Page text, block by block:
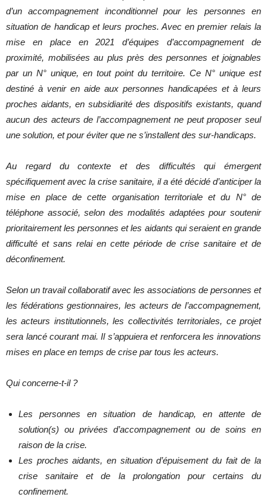
d’un accompagnement inconditionnel pour les personnes en
situation de handicap et leurs proches. Avec en premier relais la
mise en place en 2021 d’équipes d’accompagnement de
proximité, mobilisées au plus près des personnes et joignables
par un N° unique, en tout point du territoire. Ce N° unique est
destiné à venir en aide aux personnes handicapées et à leurs
proches aidants, en subsidiarité des dispositifs existants, quand
aucun des acteurs de l’accompagnement ne peut proposer seul
une solution, et pour éviter que ne s’installent des sur-handicaps.
Au regard du contexte et des difficultés qui émergent
spécifiquement avec la crise sanitaire, il a été décidé d’anticiper la
mise en place de cette organisation territoriale et du N° de
téléphone associé, selon des modalités adaptées pour soutenir
prioritairement les personnes et les aidants qui seraient en grande
difficulté et sans relai en cette période de crise sanitaire et de
déconfinement.
Selon un travail collaboratif avec les associations de personnes et
les fédérations gestionnaires, les acteurs de l’accompagnement,
les acteurs institutionnels, les collectivités territoriales, ce projet
sera lancé courant mai. Il s’appuiera et renforcera les innovations
mises en place en temps de crise par tous les acteurs.
Qui concerne-t-il ?
Les personnes en situation de handicap, en attente de
solution(s) ou privées d’accompagnement ou de soins en
raison de la crise.
Les proches aidants, en situation d’épuisement du fait de la
crise sanitaire et de la prolongation pour certains du
confinement.